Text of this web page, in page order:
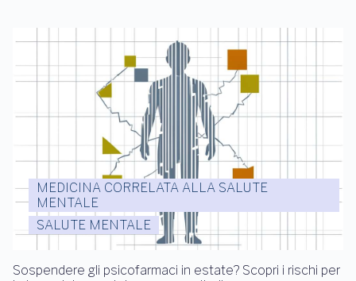
MEDICINA CORRELATA ALLA SALUTE
MENTALE
SALUTE MENTALE
Sospendere gli psicofarmaci in estate? Scopri i rischi per